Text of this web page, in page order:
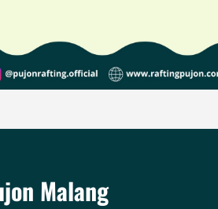
Malang